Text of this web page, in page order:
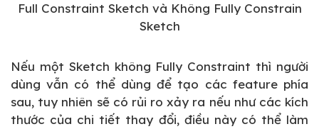
Full Constraint Sketch và Không Fully Constrain
Sketch
Nếu một Sketch không Fully Constraint thì người
dùng vẫn có thể dùng để tạo các feature phía
sau, tuy nhiên sẽ có rủi ro xảy ra nếu như các kích
thước của chi tiết thay đổi, điều này có thể làm